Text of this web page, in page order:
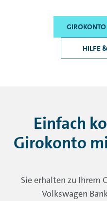
HILFE
Einfach
Girokonto
Sie erhalten zu Ihrem
Volkswagen